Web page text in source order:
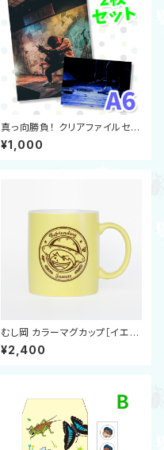
真っ向勝負！ クリアファイルセッ
ト
¥1,000
むし岡 カラーマグカップ［イエロ
ー］
¥2,400